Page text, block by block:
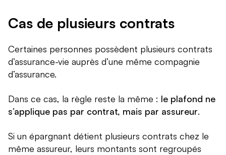
Cas de plusieurs contrats
Certaines personnes possèdent plusieurs contrats
d’assurance-vie auprès d’une même compagnie
d’assurance.
Dans ce cas, la règle reste la même : le plafond ne
s’applique pas par contrat, mais par assureur.
Si un épargnant détient plusieurs contrats chez le
même assureur, leurs montants sont regroupés